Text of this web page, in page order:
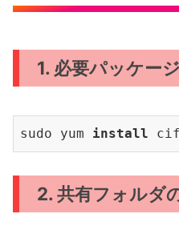
1. 必要パッケー
sudo yum install
2. 共有フォルダ